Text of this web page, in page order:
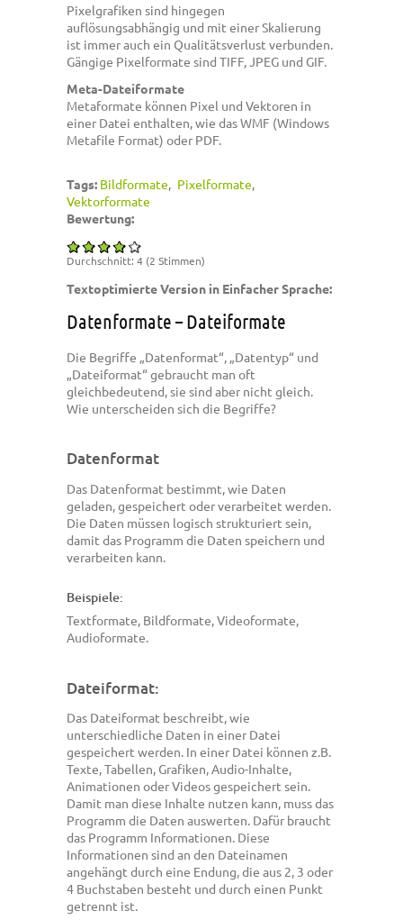
Pixelgrafiken sind hingegen
auflösungsabhängig und mit einer Skalierung
ist immer auch ein Qualitätsverlust verbunden.
Gängige Pixelformate sind TIFF, JPEG und GIF.
Meta-Dateiformate
Metaformate können Pixel und Vektoren in
einer Datei enthalten, wie das WMF (Windows
Metafile Format) oder PDF.
Tags: Bildformate
Pixelformate
Vektorformate
Bewertung:
Durchschnitt: 4 (2 Stimmen)
Textoptimierte Version in Einfacher Sprache:
Datenformate – Dateiformate
Die Begriffe „Datenformat“, „Datentyp“ und
„Dateiformat“ gebraucht man oft
gleichbedeutend, sie sind aber nicht gleich.
Wie unterscheiden sich die Begriffe?
Datenformat
Das Datenformat bestimmt, wie Daten
geladen, gespeichert oder verarbeitet werden.
Die Daten müssen logisch strukturiert sein,
damit das Programm die Daten speichern und
verarbeiten kann.
Beispiele:
Textformate, Bildformate, Videoformate,
Audioformate.
Dateiformat:
Das Dateiformat beschreibt, wie
unterschiedliche Daten in einer Datei
gespeichert werden. In einer Datei können z.B.
Texte, Tabellen, Grafiken, Audio-Inhalte,
Animationen oder Videos gespeichert sein.
Damit man diese Inhalte nutzen kann, muss das
Programm die Daten auswerten. Dafür braucht
das Programm Informationen. Diese
Informationen sind an den Dateinamen
angehängt durch eine Endung, die aus 2, 3 oder
4 Buchstaben besteht und durch einen Punkt
getrennt ist.